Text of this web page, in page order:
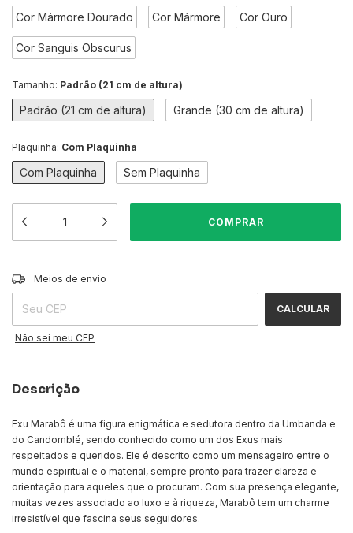
Cor Mármore Dourado Cor Mármore Cor Ouro
Cor Sanguis Obscurus
Tamanho: Padrão (21 cm de altura)
Padrão (21 cm de altura) Grande (30 cm de altura)
Plaquinha: Com Plaquinha
Com Plaquinha Sem Plaquinha
Entregas para o CEP:
Meios de envio
CALCULAR
Não sei meu CEP
Descrição
Exu Marabô é uma figura enigmática e sedutora dentro da Umbanda e
do Candomblé, sendo conhecido como um dos Exus mais
respeitados e queridos. Ele é descrito como um mensageiro entre o
mundo espiritual e o material, sempre pronto para trazer clareza e
orientação para aqueles que o procuram. Com sua presença elegante,
muitas vezes associado ao luxo e à riqueza, Marabô tem um charme
irresistível que fascina seus seguidores.